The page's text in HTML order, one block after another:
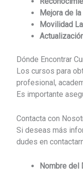
Mejora de
Movilidad
Dónde Encontrar
Los cursos para
profesional,
Es importante
Contacta con
Si deseas más
dudes en
Nombre del